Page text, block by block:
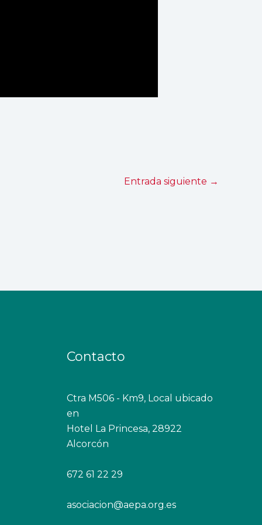
Entrada siguiente →
Contacto
Ctra M506 - Km9, Local ubicado
en
Hotel La Princesa, 28922
Alcorcón
672 61 22 29
asociacion@aepa.org.es